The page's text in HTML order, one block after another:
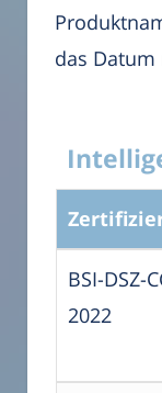
das Datum
BSI-DSZ-
2022